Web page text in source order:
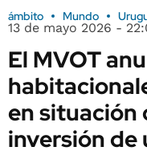
ámbito Mundo
13 de mayo 2026 -
El MVOT
en situación
inversión de